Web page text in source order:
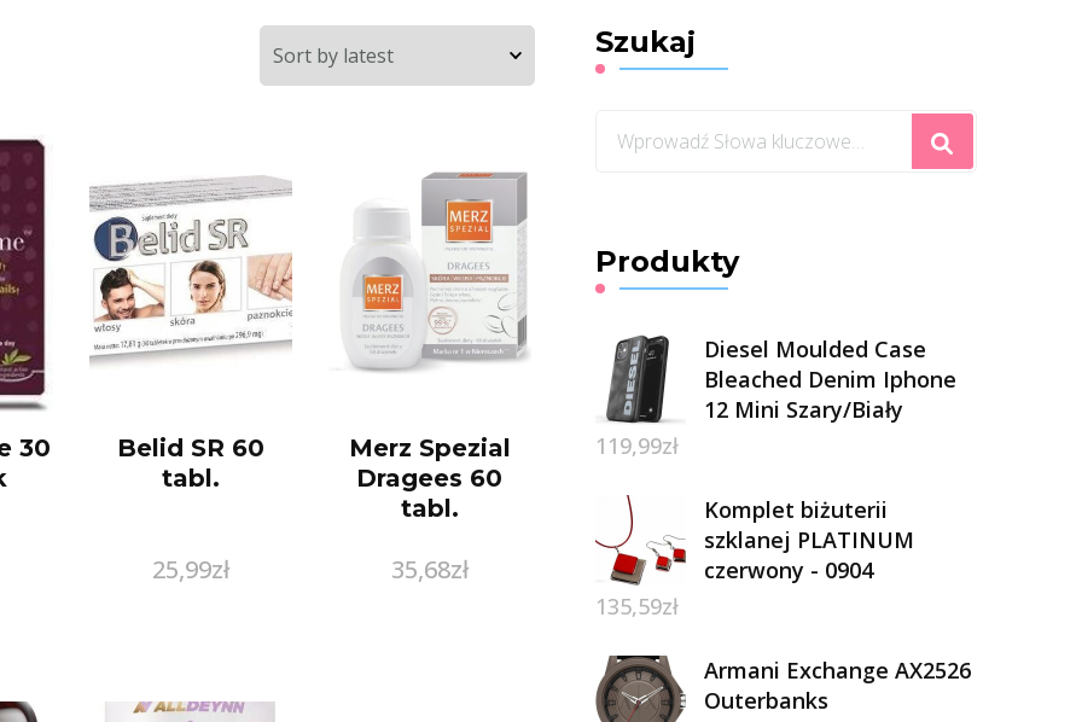
30
Belid SR 60
tabl.
25,99zł
Merz Spezial
Dragees 60
tabl.
35,68zł
Szukaj
Szukasz
Produkty
Diesel Moulded Case
Bleached Denim Iphone
12 Mini Szary/Biały
119,99zł
Komplet biżuterii
szklanej PLATINUM
czerwony - 0904
135,59zł
Armani Exchange AX2526
Outerbanks